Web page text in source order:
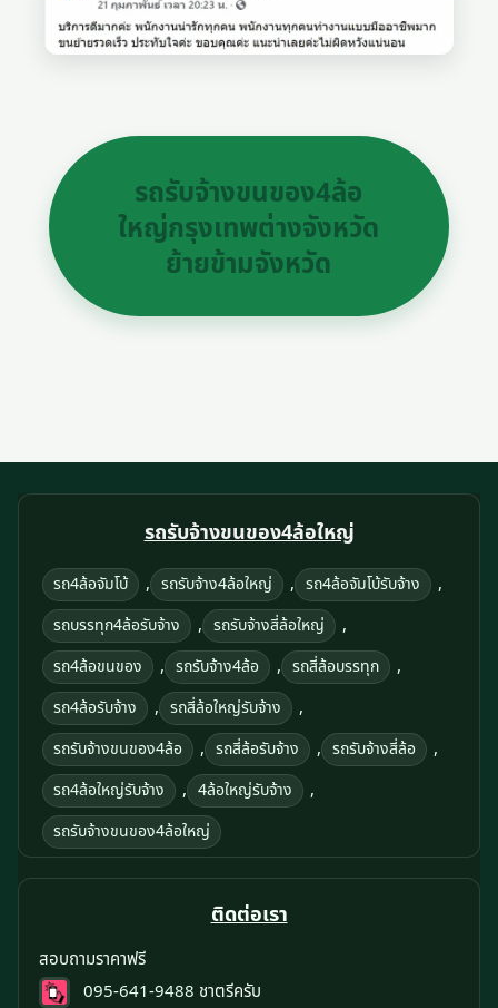
รถรับจ้างขนของ4ล้อ
ใหญ่กรุงเทพต่างจังหวัด
ย้ายข้ามจังหวัด
รถรับจ้างขนของ4ล้อใหญ่
รถ4ล้อจัมโบ้ , รถรับจ้าง4ล้อใหญ่ , รถ4ล้อจัมโบ้รับจ้าง ,
รถบรรทุก4ล้อรับจ้าง , รถรับจ้างสี่ล้อใหญ่ ,
รถ4ล้อขนของ , รถรับจ้าง4ล้อ , รถสี่ล้อบรรทุก ,
รถ4ล้อรับจ้าง , รถสี่ล้อใหญ่รับจ้าง ,
รถรับจ้างขนของ4ล้อ , รถสี่ล้อรับจ้าง , รถรับจ้างสี่ล้อ ,
รถ4ล้อใหญ่รับจ้าง , 4ล้อใหญ่รับจ้าง ,
รถรับจ้างขนของ4ล้อใหญ่
ติดต่อเรา
สอบถามราคาฟรี
095-641-9488 ชาตรีครับ